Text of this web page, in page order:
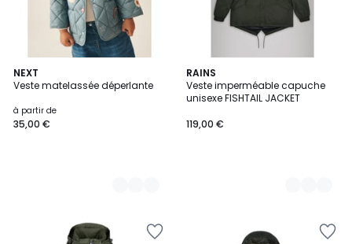
NEXT
Veste matelassée déperlante
à partir de
35,00 €
2
Couleurs
RAINS
Veste imperméable capuche
unisexe FISHTAIL JACKET
119,00 €
2
Couleurs